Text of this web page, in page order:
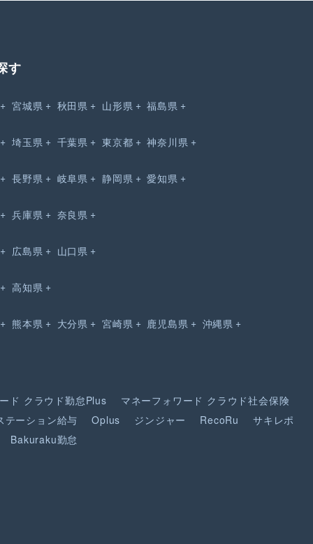
す
宮城県 秋田県 山形県 福島県
埼玉県 千葉県 東京都 神奈川県
長野県 岐阜県 静岡県 愛知県
兵庫県 奈良県
広島県 山口県
高知県
熊本県 大分県 宮崎県 鹿児島県 沖縄県
ド クラウド勤怠Plus マネーフォワード クラウド社会保険
テーション給与 Oplus ジンジャー RecoRu
サキレポ
Bakuraku勤怠